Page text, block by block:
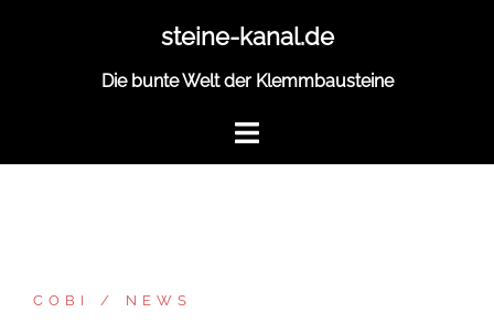
steine-kanal.de
Die bunte Welt der Klemmbausteine
COBI NEWS